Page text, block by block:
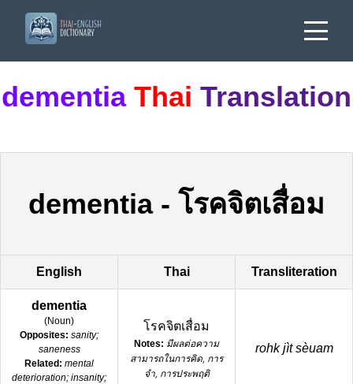
dementia Thai Translation
dementia- โรคจิตเสื่อม
English Thai Transliteration
dementia
(Noun)
Opposites: sanity;
saneness
Related: mental
deterioration; insanity;
โรคจิตเสื่อม
Notes: มีผลต่อความ
สามารถในการคิด, การ
จำ, การประพฤติ
rohk jìt sèuam